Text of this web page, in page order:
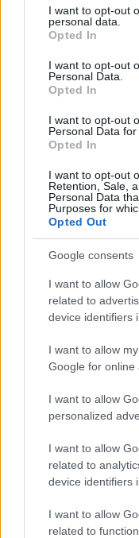
I want to opt-out
personal data.
Opted In
I want to opt-out
Personal Data.
Opted In
I want to opt-out
Personal Data for
Opted In
I want to opt-out
Retention, Sale,
Personal Data
Purposes for
Opted Out
Google consents
I want to allow
related to
device identifiers
I want to allow
Google for online
I want to allow
personalized
I want to allow
related to
device identifiers
I want to allow
related to
Nessuno presidia
questo traligna in
scambia
pedagogica. Così
livello e certifica
lo si è conseguito.
La
Qui la difformità
100 e la lode non
dischiudono
studio, la Carta
valutato con
munificenza altrui.
Nord, fermato a
resta a mani
una commissione
precedenze. E
attingono a fondi
vantaggio
negato di un altro.
totem, viene